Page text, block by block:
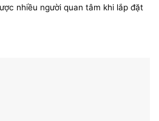
nhiều người quan tâm khi lắp đặt